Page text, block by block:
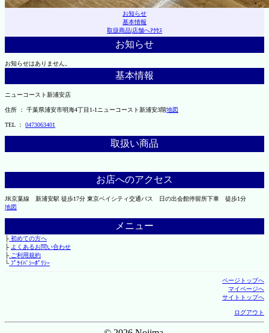
お知らせ
基本情報
取扱商品|店舗へｱｸｾｽ
お知らせ
お知らせはありません。
基本情報
ニューコースト新浦安店
住所 ： 千葉県浦安市明海4丁目1-1ニューコースト新浦安3階地図
TEL ： 0473063401
取扱い商品
お店へのアクセス
JR京葉線 新浦安駅 徒歩17分 東京ベイシティ交通バス 日の出会館停留所下車 徒歩1分
地図
メニュー
├初めての方へ
├ よくあるお問い合わせ
├ご利用規約
└ﾌﾟﾗｲﾊﾞｼｰﾎﾟﾘｼｰ
ページトップへ
マイページへ
サイトトップへ
ログアウト